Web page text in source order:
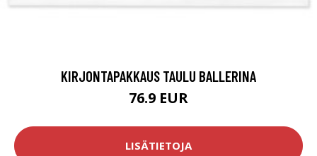
KIRJONTAPAKKAUS TAULU BALLERINA
76.9 EUR
LISÄTIETOJA